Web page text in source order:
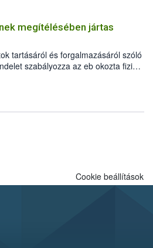
megítélésében jártas
tartásáról és forgalmazásáról szóló
szabályozza az eb okozta fizikai
keletkezésekor felmerülő
a veszélyes eb tartását és annak
megítélésében jártas szakértőt.
Cookie beállítások